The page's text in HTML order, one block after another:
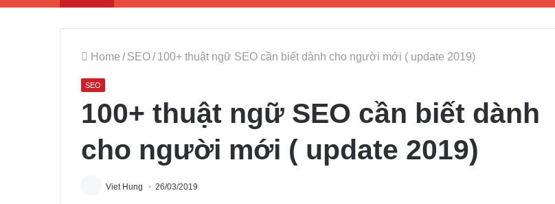
Home / SEO/ 100+ thuật ngữ SEO cần biết dành cho người mới ( update 2019)
SEO
100+ thuật ngữ SEO cần biết dành
cho người mới ( update 2019)
Viet Hung 26/03/2019